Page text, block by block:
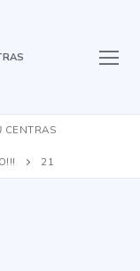
CENTRAS
21